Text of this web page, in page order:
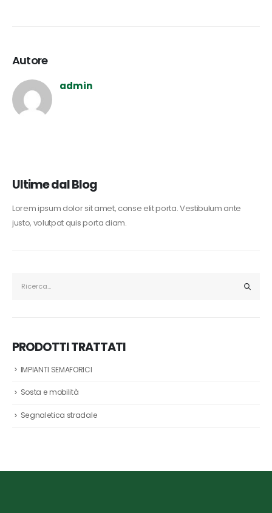
Autore
admin
Ultime dal Blog
Lorem ipsum dolor sit amet, conse elit porta. Vestibulum ante
justo, volutpat quis porta diam.
PRODOTTI TRATTATI
IMPIANTI SEMAFORICI
Sosta e mobilità
Segnaletica stradale